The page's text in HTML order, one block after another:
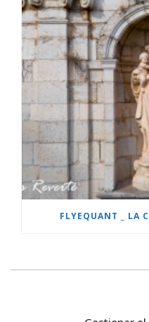
FLYEQUANT _ LA